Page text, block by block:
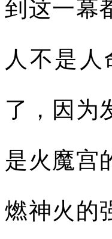
到这一幕
人不是
了，因为
是火魔宫
燃神火的